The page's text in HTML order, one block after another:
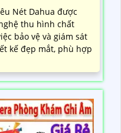
Nét Dahua được
thu hình chất
bảo vệ và giám sát
kế đẹp mắt, phù hợp